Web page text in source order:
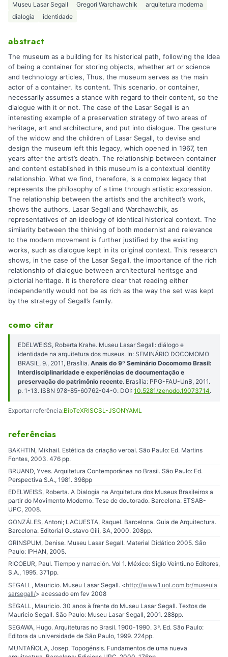
Museu Lasar Segall Gregori Warchawchik
arquitetura moderna
dialogia
identidade
abstract
The museum as a building for its historical path, following the Idea
of being a container for storing objects, whether art or science
and technology articles, Thus, the museum serves as the main
actor of a container, its content. This scenario, or container,
necessarily assumes a stance with regard to their content, so the
dialogue with it or not. The case of the Lasar Segall is an
interesting example of a preservation strategy of two areas of
heritage, art and architecture, and put into dialogue. The gesture
of the widow and the children of Lasar Segall, to devise and
design the museum left this legacy, which opened in 1967, ten
years after the artist’s death. The relationship between container
and content established in this museum is a contextual identity
relationship. What we find, therefore, is a complex legacy that
represents the philosophy of a time through artistic expression.
The relationship between the artist’s and the architect’s work,
shows the authors, Lasar Segall and Warchawchik, as
representatives of an ideology of identical historical context. The
similarity between the thinking of both modernist and relevance
to the modern movement is further justified by the existing
works, such as dialogue kept in its original context. This research
shows, in the case of the Lasar Segall, the importance of the rich
relationship of dialogue between architectural heritsge and
pictorial heritage. It is therefore clear that reading either
independently would not be as rich as the way the set was kept
by the strategy of Segall’s family.
como citar
EDELWEISS, Roberta Krahe. Museu Lasar Segall: diálogo e
identidade na arquitetura dos museus. In: SEMINÁRIO DOCOMOMO
BRASIL, 9., 2011, Brasília. Anais do 9º Seminário Docomomo Brasil:
Interdisciplinaridade e experiências de documentação e
preservação do patrimônio recente. Brasília: PPG-FAU-UnB, 2011.
p. 1-13. ISBN 978-85-60762-04-0. DOI: 10.5281/zenodo.19073714.
Exportar referência:BibTeXRISCSL-JSONYAML
referências
BAKHTIN, Mikhail. Estética da criação verbal. São Paulo: Ed. Martins
Fontes, 2003. 476 pp.
BRUAND, Yves. Arquitetura Contemporânea no Brasil. São Paulo: Ed.
Perspectiva S.A., 1981. 398pp
EDELWEISS, Roberta. A Dialogia na Arquitetura dos Museus Brasileiros a
partir do Movimento Moderno. Tese de doutorado. Barcelona: ETSAB-
UPC, 2008.
GONZÁLES, Antoni; LACUESTA, Raquel. Barcelona. Guia de Arquitectura.
Barcelona: Editorial Gustavo Gili, SA, 2000. 208pp.
GRINSPUM, Denise. Museu Lasar Segall. Material Didático 2005. São
Paulo: IPHAN, 2005.
RICOEUR, Paul. Tiempo y narración. Vol 1. México: Siglo Veintiuno Editores,
S.A., 1995. 371pp.
SEGALL, Mauricio. Museu Lasar Segall. <http://www1.uol.com.br/museula
sarsegall/> acessado em fev 2008
SEGALL, Mauricio. 30 anos à frente do Museu Lasar Segall. Textos de
Mauricio Segall. São Paulo: Museu Lasar Segall, 2001. 288pp.
SEGAWA, Hugo. Arquiteturas no Brasil. 1900-1990. 3ª. Ed. São Paulo:
Editora da universidade de São Paulo, 1999. 224pp.
MUNTAÑOLA, Josep. Topogénsis. Fundamentos de uma nueva